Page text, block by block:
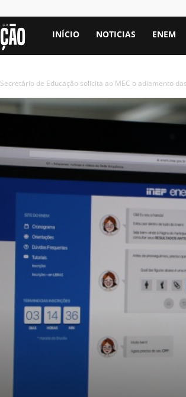
Portal
INÍCIO NOTICIAS ENEM
Secretário de Educação solicita ao MEC o adiamento